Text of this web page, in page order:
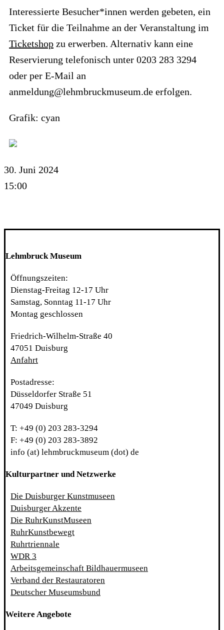
Interessierte Besucher*innen werden gebeten, ein
Ticket für die Teilnahme an der Veranstaltung im
Ticketshop zu erwerben. Alternativ kann eine
Reservierung telefonisch unter 0203 283 3294
oder per E-Mail an
anmeldung@lehmbruckmuseum.de erfolgen.
Grafik: cyan
30. Juni 2024
15:00
Lehmbruck Museum
Öffnungszeiten:
Dienstag-Freitag 12-17 Uhr
Samstag, Sonntag 11-17 Uhr
Montag geschlossen
Friedrich-Wilhelm-Straße 40
47051 Duisburg
Anfahrt
Postadresse:
Düsseldorfer Straße 51
47049 Duisburg
T: +49 (0) 203 283-3294
F: +49 (0) 203 283-3892
info (at) lehmbruckmuseum (dot) de
Kulturpartner und Netzwerke
Die Duisburger Kunstmuseen
Duisburger Akzente
Die RuhrKunstMuseen
RuhrKunstbewegt
Ruhrtriennale
WDR 3
Arbeitsgemeinschaft Bildhauermuseen
Verband der Restauratoren
Deutscher Museumsbund
Weitere Angebote